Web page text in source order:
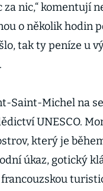
nic,“ komentují
o několik hodin
tak ty peníze u
Saint-Michel na
UNESCO.
který je
úkaz, gotický